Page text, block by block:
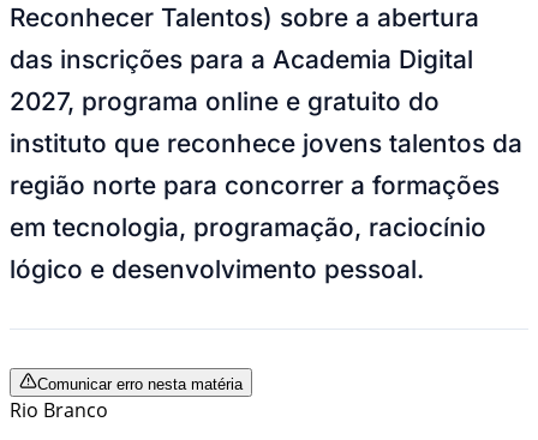
Reconhecer Talentos) sobre a abertura
das inscrições para a Academia Digital
2027, programa online e gratuito do
instituto que reconhece jovens talentos da
região norte para concorrer a formações
em tecnologia, programação, raciocínio
lógico e desenvolvimento pessoal.
Comunicar erro nesta matéria
Rio Branco